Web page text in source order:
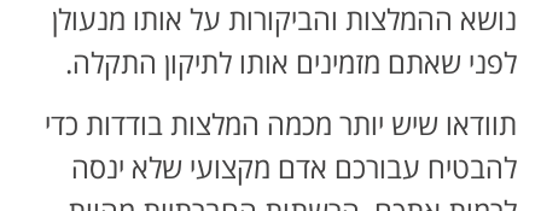
נושא ההמלצות והביקורות על אותו מנעולן
לפני שאתם מזמינים אותו לתיקון התקלה.
תוודאו שיש יותר מכמה המלצות בודדות כדי
להבטיח עבורכם אדם מקצועי שלא ינסה